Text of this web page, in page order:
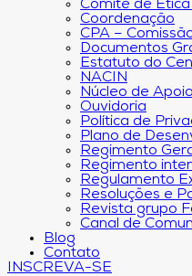
Comitê de
Coordenação
CPA –
Documentos
Estatuto do
NACIN
Núcleo de
Ouvidoria
Política de
Plano de
Regimento
Regimento
Regulamento
Resoluções e
Revista grupo
Canal de
Blog
Contato
INSCREVA-SE